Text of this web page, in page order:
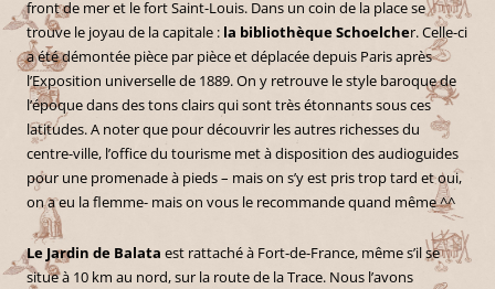
front de mer et le fort Saint-Louis. Dans un coin de la place se
trouve le joyau de la capitale : la bibliothèque Schoelcher. Celle-ci
a été démontée pièce par pièce et déplacée depuis Paris après
l’Exposition universelle de 1889. On y retrouve le style baroque de
l’époque dans des tons clairs qui sont très étonnants sous ces
latitudes. A noter que pour découvrir les autres richesses du
centre-ville, l’office du tourisme met à disposition des audioguides
pour une promenade à pieds – mais on s’y est pris trop tard et oui,
on a eu la flemme- mais on vous le recommande quand même ^^
Le Jardin de Balata est rattaché à Fort-de-France, même s’il se
situe à 10 km au nord, sur la route de la Trace. Nous l’avons